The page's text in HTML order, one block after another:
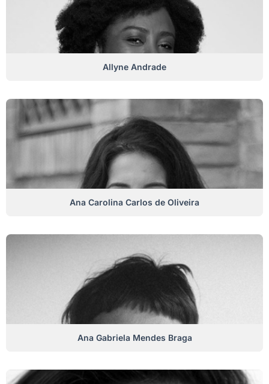
Allyne Andrade
Ana Carolina Carlos de Oliveira
Ana Gabriela Mendes Braga